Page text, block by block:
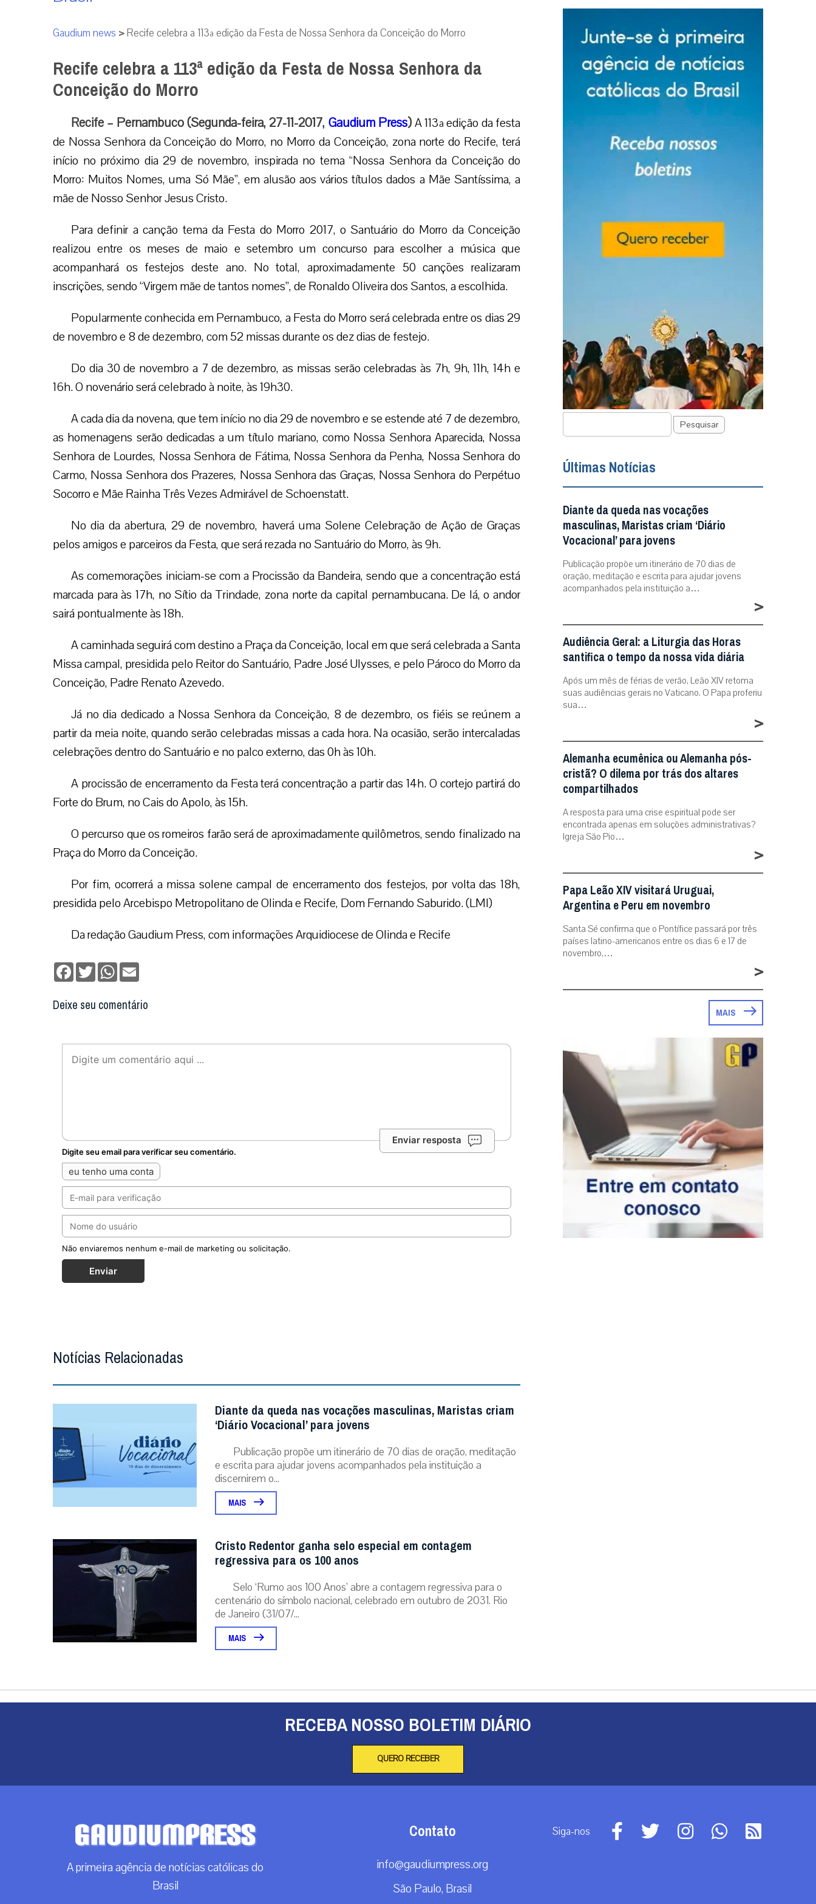
Gaudium news >Recife celebra a 113ª edição da Festa de Nossa Senhora da Conceição do Morro
Recife celebra a 113ª edição da Festa de Nossa Senhora da
Conceição do Morro
Recife – Pernambuco (Segunda-feira, 27-11-2017, Gaudium Press)A 113ª edição da festa
de Nossa Senhora da Conceição do Morro, no Morro da Conceição, zona norte do Recife, terá
início no próximo dia 29 de novembro, inspirada no tema “Nossa Senhora da Conceição do
Morro: Muitos Nomes, uma Só Mãe”, em alusão aos vários títulos dados a Mãe Santíssima, a
mãe de Nosso Senhor Jesus Cristo.
Para definir a canção tema da Festa do Morro 2017, o Santuário do Morro da Conceição
realizou entre os meses de maio e setembro um concurso para escolher a música que
acompanhará os festejos deste ano. No total, aproximadamente 50 canções realizaram
inscrições, sendo “Virgem mãe de tantos nomes”, de Ronaldo Oliveira dos Santos, a escolhida.
Popularmente conhecida em Pernambuco, a Festa do Morro será celebrada entre os dias 29
de novembro e 8 de dezembro, com 52 missas durante os dez dias de festejo.
Do dia 30 de novembro a 7 de dezembro, as missas serão celebradas às 7h, 9h, 11h, 14h e
16h. O novenário será celebrado à noite, às 19h30.
A cada dia da novena, que tem início no dia 29 de novembro e se estende até 7 de dezembro,
as homenagens serão dedicadas a um título mariano, como Nossa Senhora Aparecida, Nossa
Senhora de Lourdes, Nossa Senhora de Fátima, Nossa Senhora da Penha, Nossa Senhora do
Carmo, Nossa Senhora dos Prazeres, Nossa Senhora das Graças, Nossa Senhora do Perpétuo
Socorro e Mãe Rainha Três Vezes Admirável de Schoenstatt.
No dia da abertura, 29 de novembro, haverá uma Solene Celebração de Ação de Graças
pelos amigos e parceiros da Festa, que será rezada no Santuário do Morro, às 9h.
As comemorações iniciam-se com a Procissão da Bandeira, sendo que a concentração está
marcada para às 17h, no Sítio da Trindade, zona norte da capital pernambucana. De lá, o andor
sairá pontualmente às 18h.
A caminhada seguirá com destino a Praça da Conceição, local em que será celebrada a Santa
Missa campal, presidida pelo Reitor do Santuário, Padre José Ulysses, e pelo Pároco do Morro da
Conceição, Padre Renato Azevedo.
Já no dia dedicado a Nossa Senhora da Conceição, 8 de dezembro, os fiéis se reúnem a
partir da meia noite, quando serão celebradas missas a cada hora. Na ocasião, serão intercaladas
celebrações dentro do Santuário e no palco externo, das 0h às 10h.
A procissão de encerramento da Festa terá concentração a partir das 14h. O cortejo partirá do
Forte do Brum, no Cais do Apolo, às 15h.
O percurso que os romeiros farão será de aproximadamente quilômetros, sendo finalizado na
Praça do Morro da Conceição.
Por fim, ocorrerá a missa solene campal de encerramento dos festejos, por volta das 18h,
presidida pelo Arcebispo Metropolitano de Olinda e Recife, Dom Fernando Saburido. (LMI)
Da redação Gaudium Press, com informações Arquidiocese de Olinda e Recife
Facebook
TwitterWhatsApp
Deixe seu comentário
Enviar resposta
Digite seu email para verificar seu comentário.
eu tenho uma conta
Não enviaremos nenhum e-mail de marketing ou solicitação.
Enviar
Notícias Relacionadas
Diante da queda nas vocações masculinas, Maristas criam
‘Diário Vocacional’ para jovens
Publicação propõe um itinerário de 70 dias de oração, meditação
e escrita para ajudar jovens acompanhados pela instituição a
discernirem o...
MAIS
Cristo Redentor ganha selo especial em contagem
regressiva para os 100 anos
Selo ‘Rumo aos 100 Anos’ abre a contagem regressiva para o
centenário do símbolo nacional, celebrado em outubro de 2031. Rio
de Janeiro (31/07/...
MAIS
Pesquisar
Últimas Notícias
Diante da queda nas vocações
masculinas, Maristas criam ‘Diário
Vocacional’ para jovens
Publicação propõe um itinerário de 70 dias de
oração, meditação e escrita para ajudar jovens
acompanhados pela instituição a…
>
Audiência Geral: a Liturgia das Horas
santifica o tempo da nossa vida diária
Após um mês de férias de verão, Leão XIV retoma
suas audiências gerais no Vaticano. O Papa proferiu
sua…
>
Alemanha ecumênica ou Alemanha pós-
cristã? O dilema por trás dos altares
compartilhados
A resposta para uma crise espiritual pode ser
encontrada apenas em soluções administrativas?
Igreja São Pio…
>
Papa Leão XIV visitará Uruguai,
Argentina e Peru em novembro
Santa Sé confirma que o Pontífice passará por três
países latino-americanos entre os dias 6 e 17 de
novembro,…
>
MAIS
RECEBA NOSSO BOLETIM DIÁRIO
QUERO RECEBER
A primeira agência de notícias católicas do
Brasil
Contato
info@gaudiumpress.org
São Paulo, Brasil
Siga-nos